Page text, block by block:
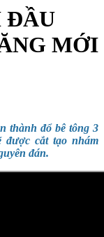
ĐẦU
MỚI
thành đổ bê tông 3
được cắt tạo nhám
đán.